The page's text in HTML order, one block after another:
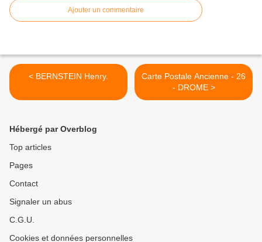
Ajouter un commentaire
< BERNSTEIN Henry.
Carte Postale Ancienne - 26
- DROME >
Hébergé par Overblog
Top articles
Pages
Contact
Signaler un abus
C.G.U.
Cookies et données personnelles